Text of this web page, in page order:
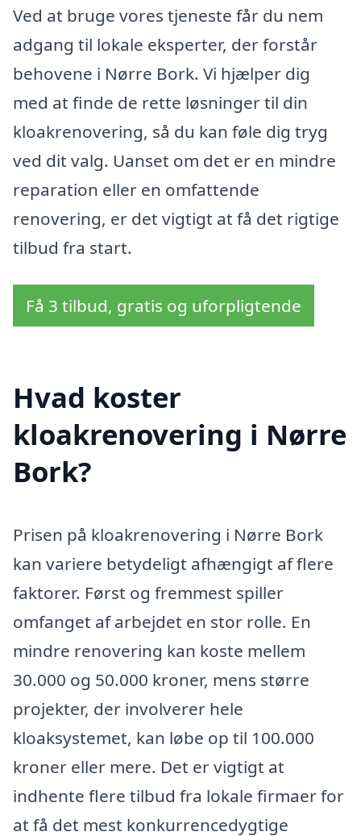
Ved at bruge vores tjeneste får du nem
adgang til lokale eksperter, der forstår
behovene i Nørre Bork. Vi hjælper dig
med at finde de rette løsninger til din
kloakrenovering, så du kan føle dig tryg
ved dit valg. Uanset om det er en mindre
reparation eller en omfattende
renovering, er det vigtigt at få det rigtige
tilbud fra start.
Få 3 tilbud, gratis og uforpligtende
Hvad koster
kloakrenovering i Nørre
Bork?
Prisen på kloakrenovering i Nørre Bork
kan variere betydeligt afhængigt af flere
faktorer. Først og fremmest spiller
omfanget af arbejdet en stor rolle. En
mindre renovering kan koste mellem
30.000 og 50.000 kroner, mens større
projekter, der involverer hele
kloaksystemet, kan løbe op til 100.000
kroner eller mere. Det er vigtigt at
indhente flere tilbud fra lokale firmaer for
at få det mest konkurrencedygtige